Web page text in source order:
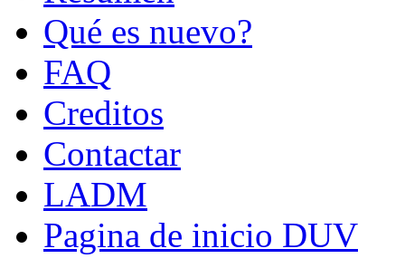
Qué es nuevo?
FAQ
Creditos
Contactar
LADM
Pagina de inicio DUV